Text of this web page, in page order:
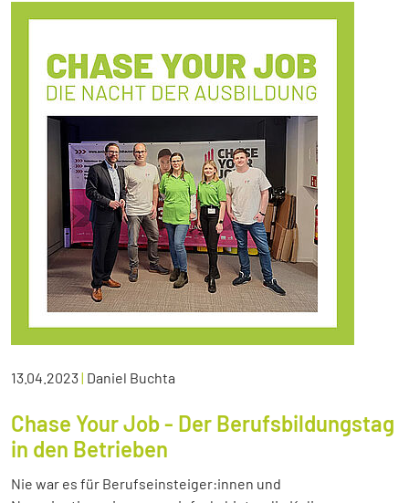
13.04.2023| Daniel Buchta
Chase Your Job - Der Berufsbildungstag
in den Betrieben
Nie war es für Berufseinsteiger:innen und